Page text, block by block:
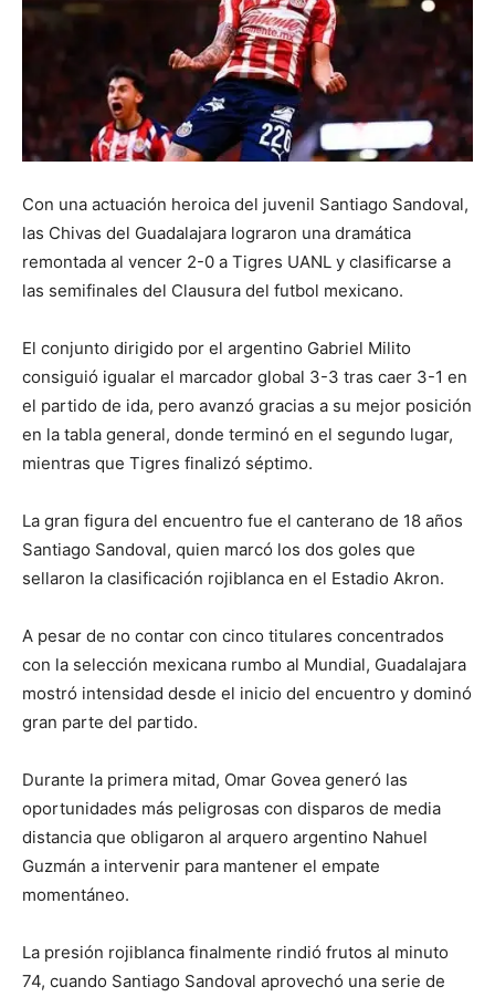
Con una actuación heroica del juvenil Santiago Sandoval,
las Chivas del Guadalajara lograron una dramática
remontada al vencer 2-0 a Tigres UANL y clasificarse a
las semifinales del Clausura del futbol mexicano.
El conjunto dirigido por el argentino Gabriel Milito
consiguió igualar el marcador global 3-3 tras caer 3-1 en
el partido de ida, pero avanzó gracias a su mejor posición
en la tabla general, donde terminó en el segundo lugar,
mientras que Tigres finalizó séptimo.
La gran figura del encuentro fue el canterano de 18 años
Santiago Sandoval, quien marcó los dos goles que
sellaron la clasificación rojiblanca en el Estadio Akron.
A pesar de no contar con cinco titulares concentrados
con la selección mexicana rumbo al Mundial, Guadalajara
mostró intensidad desde el inicio del encuentro y dominó
gran parte del partido.
Durante la primera mitad, Omar Govea generó las
oportunidades más peligrosas con disparos de media
distancia que obligaron al arquero argentino Nahuel
Guzmán a intervenir para mantener el empate
momentáneo.
La presión rojiblanca finalmente rindió frutos al minuto
74, cuando Santiago Sandoval aprovechó una serie de